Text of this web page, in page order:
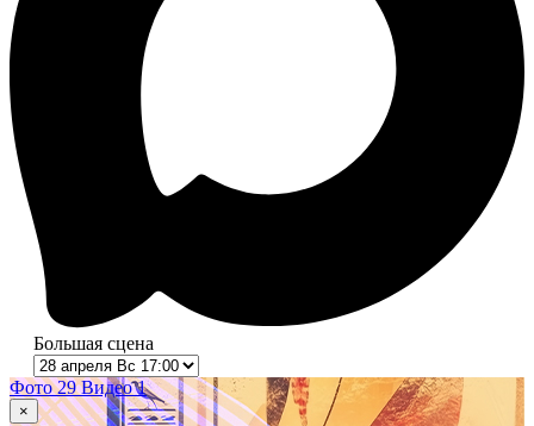
Большая сцена
Фото 29Видео 1
×